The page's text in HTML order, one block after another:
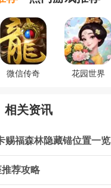
微信传奇 花园世界
相关资讯
赐福森林隐藏锚位置一览
荐攻略